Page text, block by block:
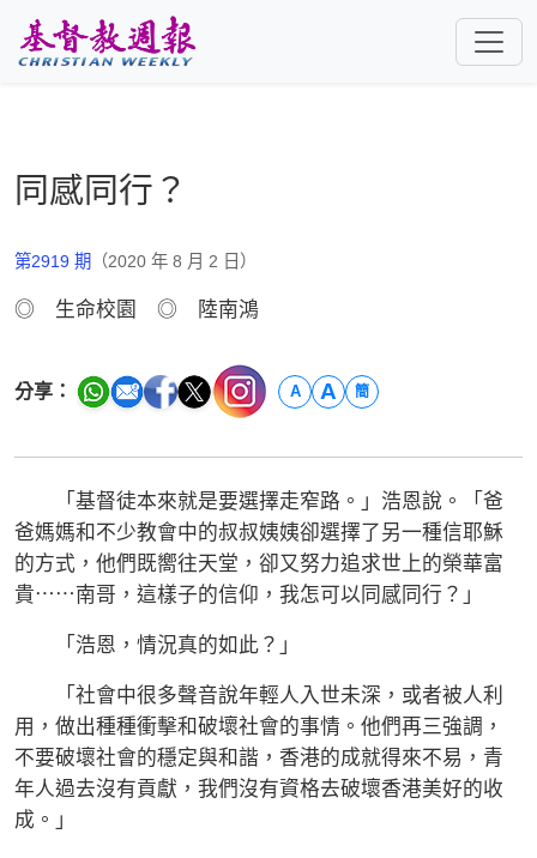
同感同行？
第2919 期 （2020 年 8 月 2 日）
◎ 生命校園 ◎ 陸南鴻
分享： A A 簡
「基督徒本來就是要選擇走窄路。」浩恩說。「爸
爸媽媽和不少教會中的叔叔姨姨卻選擇了另一種信耶穌
的方式，他們既嚮往天堂，卻又努力追求世上的榮華富
貴⋯⋯南哥，這樣子的信仰，我怎可以同感同行？」
「浩恩，情況真的如此？」
「社會中很多聲音說年輕人入世未深，或者被人利
用，做出種種衝擊和破壞社會的事情。他們再三強調，
不要破壞社會的穩定與和諧，香港的成就得來不易，青
年人過去沒有貢獻，我們沒有資格去破壞香港美好的收
成。」